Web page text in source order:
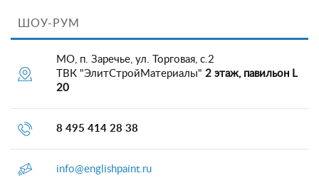
ШОУ-РУМ
МО, п. Заречье, ул. Торговая, с.2
ТВК "ЭлитСтройМатериалы" 2 этаж, павильон L
20
8 495 414 28 38
info@englishpaint.ru